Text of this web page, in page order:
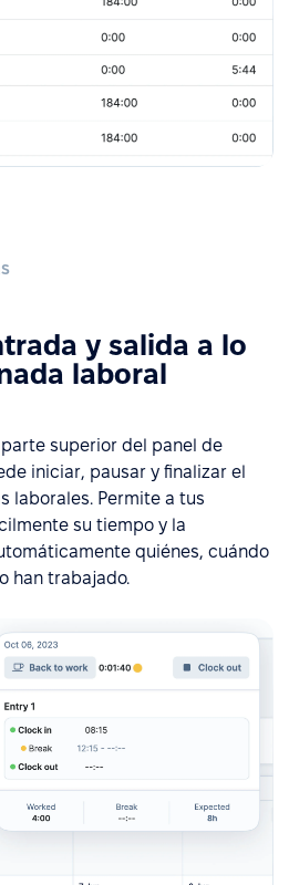
y salida a lo
laboral
superior del panel de
iniciar, pausar y finalizar el
laborales. Permite a tus
su tiempo y la
quiénes, cuándo
han trabajado.